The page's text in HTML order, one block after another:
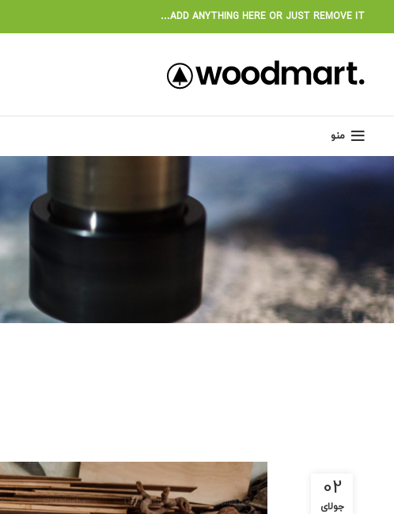
ADD ANYTHING HERE OR JUST REMOVE IT…
منو
02
جولای